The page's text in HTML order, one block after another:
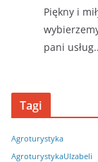
Piękny i
pani
Tagi
Agroturystyka
AgroturystykaUIzabeli